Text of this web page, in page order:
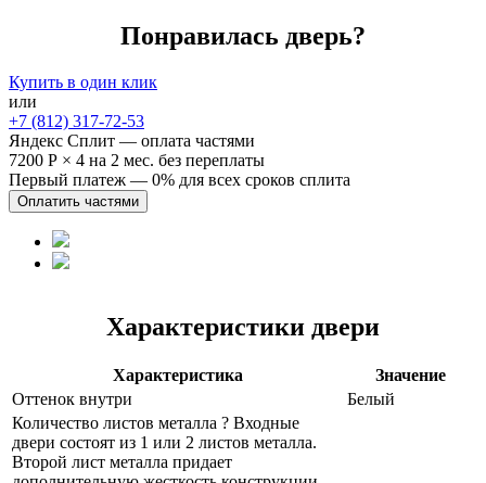
Понравилась дверь?
Купить в один клик
или
+7 (812) 317-72-53
Яндекс Сплит — оплата частями
7200 Р × 4 на 2 мес. без переплаты
Первый платеж — 0% для всех сроков сплита
Оплатить частями
Характеристики двери
Характеристика
Значение
Оттенок внутри
Белый
Количество листов металла ? Входные
двери состоят из 1 или 2 листов металла.
Второй лист металла придает